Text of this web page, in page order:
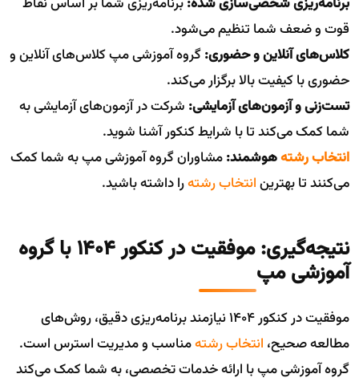
برنامه‌ریزی شخصی‌سازی شده:برنامه‌ریزی شما بر اساس نقاط
قوت و ضعف شما تنظیم می‌شود.
کلاس‌های آنلاین و حضوری:گروه آموزشی مپ کلاس‌های آنلاین و
حضوری با کیفیت بالا برگزار می‌کند.
تست‌زنی و آزمون‌های آزمایشی: شرکت در آزمون‌های آزمایشی به
شما کمک می‌کند تا با شرایط کنکور آشنا شوید.
انتخاب رشتههوشمند:مشاوران گروه آموزشی مپ به شما کمک
می‌کنند تا بهترینانتخاب رشتهرا داشته باشید.
نتیجه‌گیری: موفقیت در کنکور ۱۴۰۴ با گروه
آموزشی مپ
موفقیت در کنکور ۱۴۰۴ نیازمند برنامه‌ریزی دقیق، روش‌های
مطالعه صحیح، انتخاب رشتهمناسب و مدیریت استرس است.
گروه آموزشی مپ با ارائه خدمات تخصصی، به شما کمک می‌کند